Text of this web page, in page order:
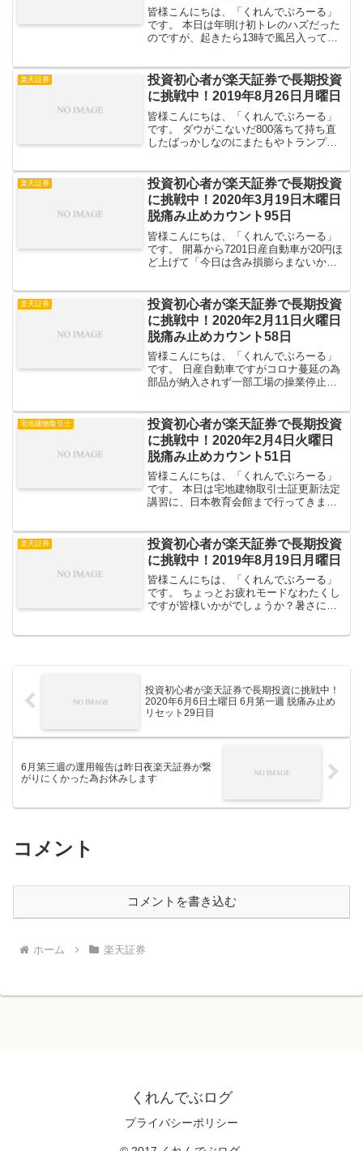
止めカウント24日
皆様こんにちは、「くれんでぶろーる」
です。 本日は年明け初トレのハズだった
のですが、起きたら13時で風呂入ってメ
止めて引き篭もって勉強してました。 行
けない時は行きたく...
楽天証券
投資初心者が楽天証券で長期投資
に挑戦中！2019年8月26日月曜日
皆様こんにちは、「くれんでぶろーる」
です。 ダウがこないだ800落ちて持ち直
したばっかしなのにまたもやトランプ砲
っともでございますｗ さてそんな中、
「米国の...
楽天証券
投資初心者が楽天証券で長期投資
に挑戦中！2020年3月19日木曜日
脱痛み止めカウント95日
皆様こんにちは、「くれんでぶろーる」
です。 開幕から7201日産自動車が20円ほ
ど上げて「今日は含み損膨らまないか
あの謎の買い？ まあまあそんな訳で、本
日も手持ちを見て...
楽天証券
投資初心者が楽天証券で長期投資
に挑戦中！2020年2月11日火曜日
脱痛み止めカウント58日
皆様こんにちは、「くれんでぶろーる」
です。 日産自動車ですがコロナ蔓延の為
部品が納入されず一部工場の操業停止を
という事で手抜きでサックリ見てみまし
ょう。 全体評価損...
宅地建物取引士
投資初心者が楽天証券で長期投資
に挑戦中！2020年2月4日火曜日
脱痛み止めカウント51日
皆様こんにちは、「くれんでぶろーる」
です。 本日は宅地建物取引士証更新法定
講習に、日本教育会館まで行ってきまし
っかに隠れて自重スクワットしたかった
くらいストレスMAXで...
楽天証券
投資初心者が楽天証券で長期投資
に挑戦中！2019年8月19日月曜日
皆様こんにちは、「くれんでぶろーる」
です。 ちょっとお疲れモードなわたくし
ですが皆様いかがでしょうか？暑さにや
投資初心者が楽天証券で長期投資に挑戦中！
2020年6月6日土曜日 6月第一週 脱痛み止め
リセット29日目
6月第三週の運用報告は昨日夜楽天証券が繋
がりにくかった為お休みします
コメント
コメントを書き込む
ホーム 楽天証券
くれんでぶログ
プライバシーポリシー